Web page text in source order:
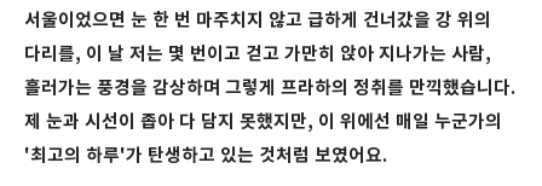
서울이었으면 눈 한 번 마주치지 않고 급하게 건너갔을 강 위의
다리를, 이 날 저는 몇 번이고 걷고 가만히 앉아 지나가는 사람,
흘러가는 풍경을 감상하며 그렇게 프라하의 정취를 만끽했습니다.
제 눈과 시선이 좁아 다 담지 못했지만, 이 위에선 매일 누군가의
'최고의 하루'가 탄생하고 있는 것처럼 보였어요.